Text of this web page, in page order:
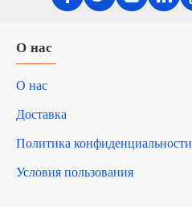
О нас
О нас
Доставка
Политика конфиденциальности
Условия пользования